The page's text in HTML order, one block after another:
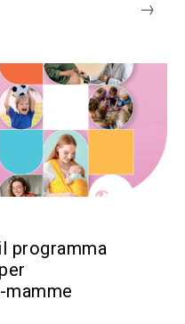
programma
mamme